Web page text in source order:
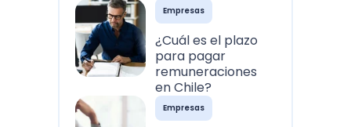
Empresas
¿Cuál es el plazo
para pagar
remuneraciones
en Chile?
Empresas